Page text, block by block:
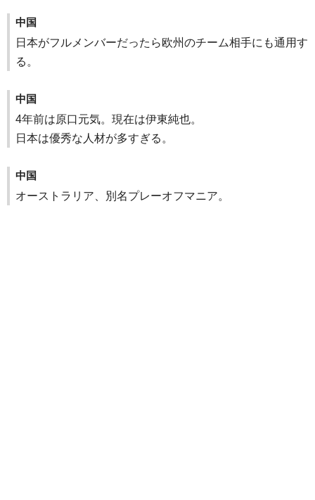
中国
日本がフルメンバーだったら欧州のチーム相手にも通用す
る。
中国
4年前は原口元気。現在は伊東純也。
日本は優秀な人材が多すぎる。
中国
オーストラリア、別名プレーオフマニア。